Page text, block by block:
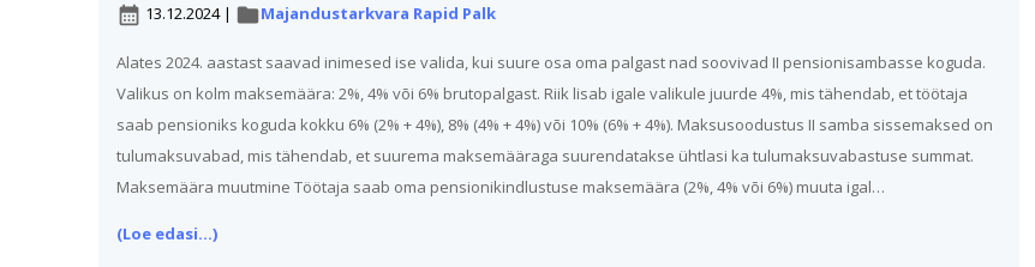
calendar_month 13.12.2024| folderMajandustarkvara Rapid Palk
Alates 2024. aastast saavad inimesed ise valida, kui suure osa oma palgast nad soovivad II pensionisambasse koguda.
Valikus on kolm maksemäära: 2%, 4% või 6% brutopalgast. Riik lisab igale valikule juurde 4%, mis tähendab, et töötaja
saab pensioniks koguda kokku 6% (2% + 4%), 8% (4% + 4%) või 10% (6% + 4%). Maksusoodustus II samba sissemaksed on
tulumaksuvabad, mis tähendab, et suurema maksemääraga suurendatakse ühtlasi ka tulumaksuvabastuse summat.
Maksemäära muutmine Töötaja saab oma pensionikindlustuse maksemäära (2%, 4% või 6%) muuta igal…
(Loe edasi...)